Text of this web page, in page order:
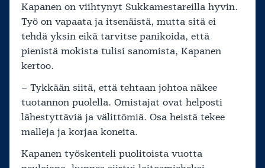
Kapanen on viihtynyt Sukkamestareilla hyvin.
Työ on vapaata ja itsenäistä, mutta sitä ei
tehdä yksin eikä tarvitse panikoida, että
pienistä mokista tulisi sanomista, Kapanen
kertoo.
– Tykkään siitä, että tehtaan johtoa näkee
tuotannon puolella. Omistajat ovat helposti
lähestyttäviä ja välittömiä. Osa heistä tekee
malleja ja korjaa koneita.
Kapanen työskenteli puolitoista vuotta